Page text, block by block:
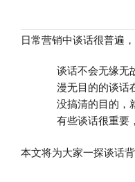
日常营销中谈话很普遍
谈话不会无缘无
漫无目的的谈话
没搞清的目的，
有些谈话很重要
本文将为大家一探谈话